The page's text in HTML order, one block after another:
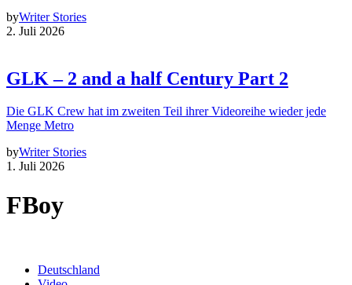
byWriter Stories
2. Juli 2026
GLK – 2 and a half Century Part 2
Die GLK Crew hat im zweiten Teil ihrer Videoreihe wieder jede
Menge Metro
byWriter Stories
1. Juli 2026
FBoy
Deutschland